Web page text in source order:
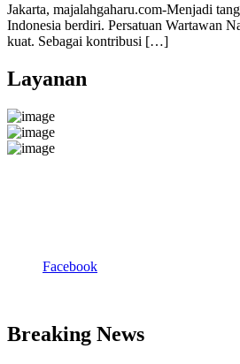
Jakarta, majalahgaharu.com-Menjadi
Indonesia berdiri. Persatuan Wartawan
kuat. Sebagai kontribusi […]
Layanan
Facebook
Breaking News